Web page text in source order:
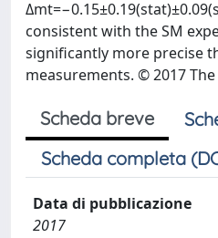
consistent with the SM
significantly more precise
measurements. © 2017
Scheda breve
Scheda completa
Data di pubblicazione
2017